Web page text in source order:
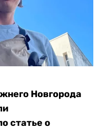
Новгорода
статье о